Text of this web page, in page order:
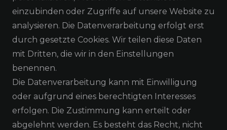
AGB
WIDERRUFSRECHT
DATENSCHUTZERKLÄRUNG
IMPRESSUM
SERVICE
einzubinden oder Zugriffe auf unsere Website zu
analysieren. Die Datenverarbeitung erfolgt erst
durch gesetzte Cookies. Wir teilen diese Daten
mit Dritten, die wir in den Einstellungen
benennen.
Die Datenverarbeitung kann mit Einwilligung
oder aufgrund eines berechtigten Interesses
erfolgen. Die Zustimmung kann erteilt oder
abgelehnt werden. Es besteht das Recht, nicht